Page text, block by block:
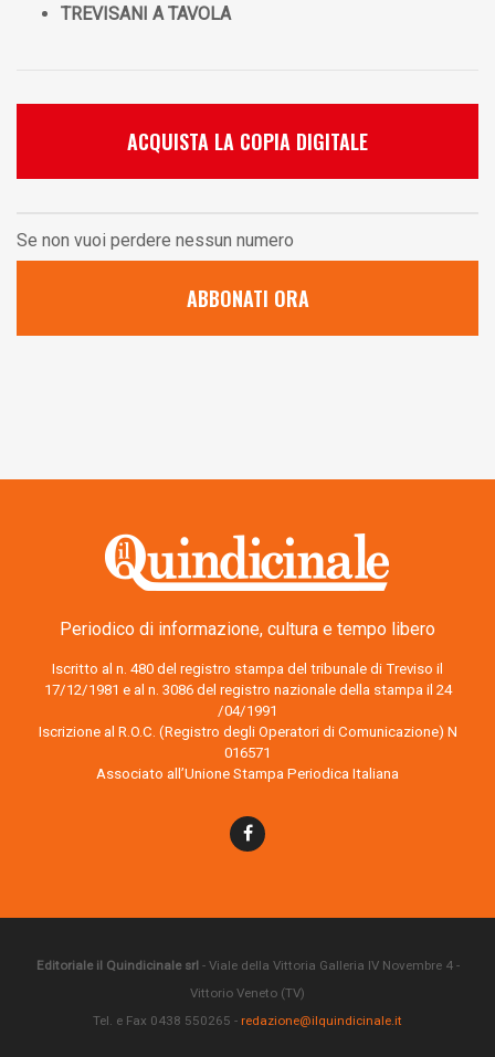
TREVISANI A TAVOLA
ACQUISTA LA COPIA DIGITALE
Se non vuoi perdere nessun numero
ABBONATI ORA
Periodico di informazione, cultura e tempo libero
Iscritto al n. 480 del registro stampa del tribunale di Treviso il
17/12/1981 e al n. 3086 del registro nazionale della stampa il 24
/04/1991
Iscrizione al R.O.C. (Registro degli Operatori di Comunicazione) N
016571
Associato all’Unione Stampa Periodica Italiana
Editoriale il Quindicinale srl - Viale della Vittoria Galleria IV Novembre 4 -
Vittorio Veneto (TV)
Tel. e Fax 0438 550265 - redazione@ilquindicinale.it